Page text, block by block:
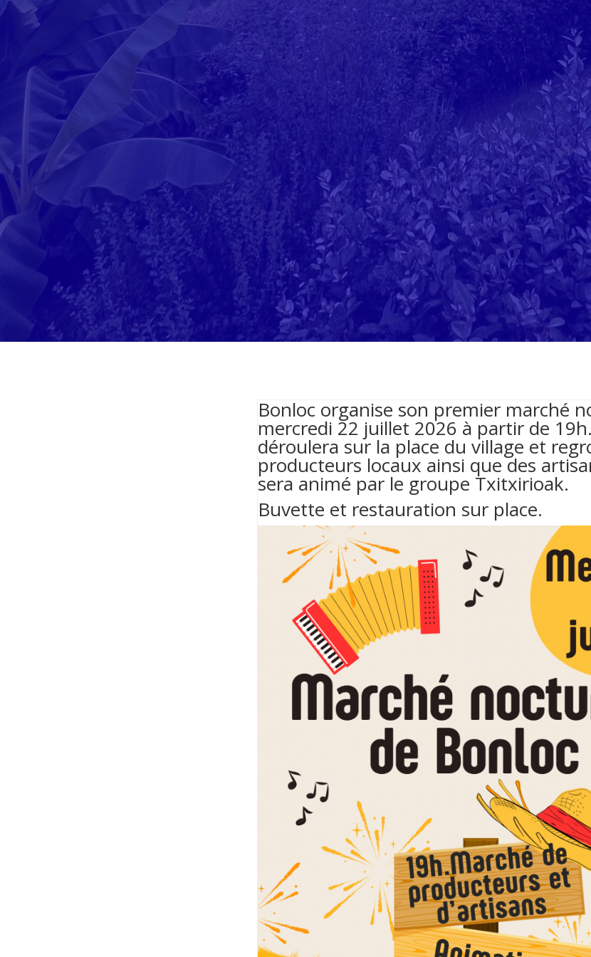
Bonloc organise son premier marché
mercredi 22 juillet 2026 à partir de
déroulera sur la place du village et
producteurs locaux ainsi que des
sera animé par le groupe Txitxirioak.
Buvette et restauration sur place.